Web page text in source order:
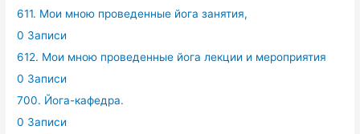
611. Мои мною проведенные йога занятия,
0 Записи
612. Мои мною проведенные йога лекции и мероприятия
0 Записи
700. Йога-кафедра.
0 Записи